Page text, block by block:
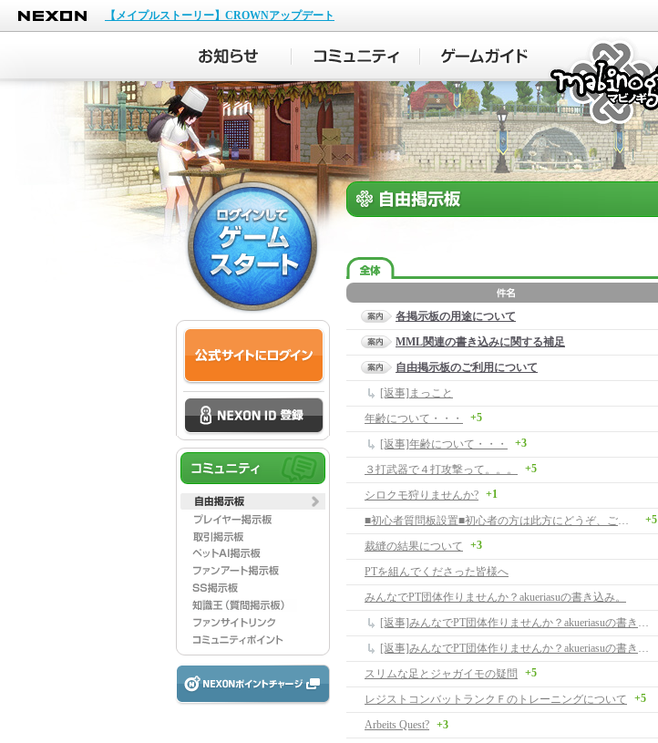
NEXON
【メイプルストーリー】CROWNアップデート
各掲示板の用途について
MML関連の書き込みに関する補足
自由掲示板のご利用について
[返事]まっこと
年齢について・・・
+5
[返事]年齢について・・・
+3
３打武器で４打攻撃って。。。
+5
シロクモ狩りませんか? +1
■初心者質問板設置■初心者の方は此方にどうぞ、ご案内とサイト更新。
+5
裁縫の結果について
+3
PTを組んでくださった皆様へ
みんなでPT団体作りませんか？akueriasuの書き込み。
[返事]みんなでPT団体作りませんか？akueriasuの書き込み。
[返事]みんなでPT団体作りませんか？akueriasuの書き込み。
スリムな足とジャガイモの疑問
+5
レジストコンバットランクＦのトレーニングについて
+5
Arbeits Quest? +3